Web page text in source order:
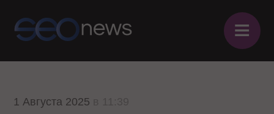
≡
1 Августа 2025